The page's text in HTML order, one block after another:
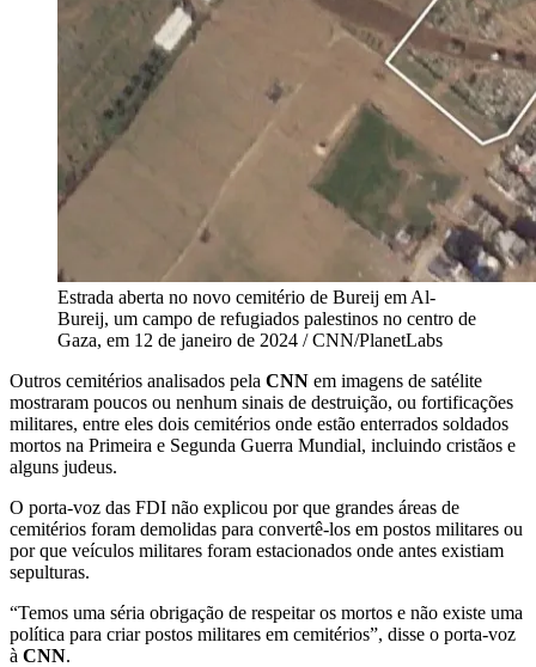
Estrada aberta no novo cemitério de Bureij em Al-
Bureij, um campo de refugiados palestinos no centro de
Gaza, em 12 de janeiro de 2024 / CNN/PlanetLabs
Outros cemitérios analisados pela CNN em imagens de satélite
mostraram poucos ou nenhum sinais de destruição, ou fortificações
militares, entre eles dois cemitérios onde estão enterrados soldados
mortos na Primeira e Segunda Guerra Mundial, incluindo cristãos e
alguns judeus.
O porta-voz das FDI não explicou por que grandes áreas de
cemitérios foram demolidas para convertê-los em postos militares ou
por que veículos militares foram estacionados onde antes existiam
sepulturas.
“Temos uma séria obrigação de respeitar os mortos e não existe uma
política para criar postos militares em cemitérios”, disse o porta-voz
à CNN.